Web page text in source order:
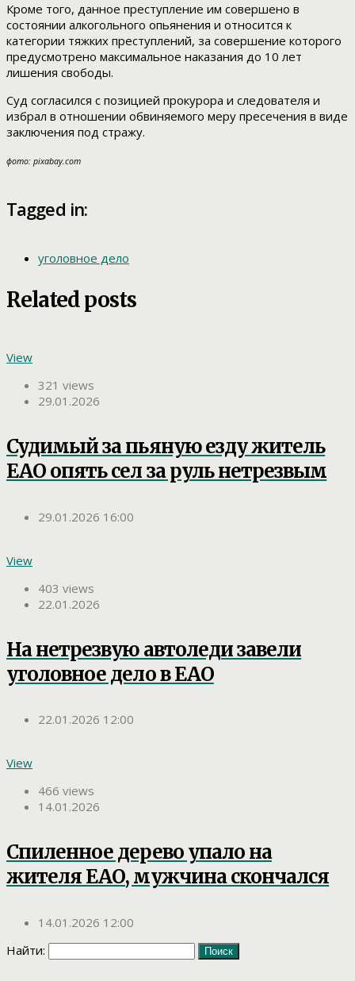
Кроме того, данное преступление им совершено в
состоянии алкогольного опьянения и относится к
категории тяжких преступлений, за совершение которого
предусмотрено максимальное наказания до 10 лет
лишения свободы.
Суд согласился с позицией прокурора и следователя и
избрал в отношении обвиняемого меру пресечения в виде
заключения под стражу.
фото: pixabay.com
Tagged in:
уголовное дело
Related posts
View
321 views
29.01.2026
Судимый за пьяную езду житель
ЕАО опять сел за руль нетрезвым
29.01.2026 16:00
View
403 views
22.01.2026
На нетрезвую автоледи завели
уголовное дело в ЕАО
22.01.2026 12:00
View
466 views
14.01.2026
Спиленное дерево упало на
жителя ЕАО, мужчина скончался
14.01.2026 12:00
Найти: